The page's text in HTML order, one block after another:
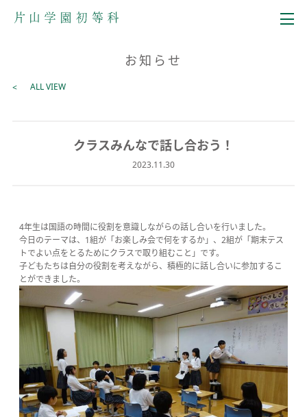
お知らせ
ALL VIEW
クラスみんなで話し合おう！
2023.11.30
4年生は国語の時間に役割を意識しながらの話し合いを行いました。
今日のテーマは、1組が「お楽しみ会で何をするか」、2組が「期末テス
トでよい点をとるためにクラスで取り組むこと」です。
子どもたちは自分の役割を考えながら、積極的に話し合いに参加するこ
とができました。